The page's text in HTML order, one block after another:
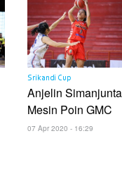
Srikandi Cup
Anjelin
Mesin Poin GMC
07 Apr 2020 - 16:29